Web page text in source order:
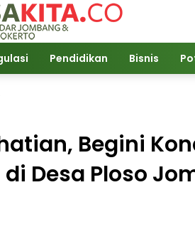
Pendidikan Bisnis
Begini
Desa Ploso